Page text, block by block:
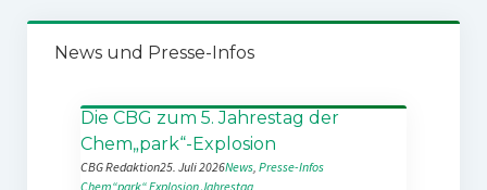
News und Presse-Infos
Die CBG zum 5. Jahrestag der
Chem„park“-Explosion
CBG Redaktion25. Juli 2026News, Presse-Infos
Chem“park“ExplosionJahrestag